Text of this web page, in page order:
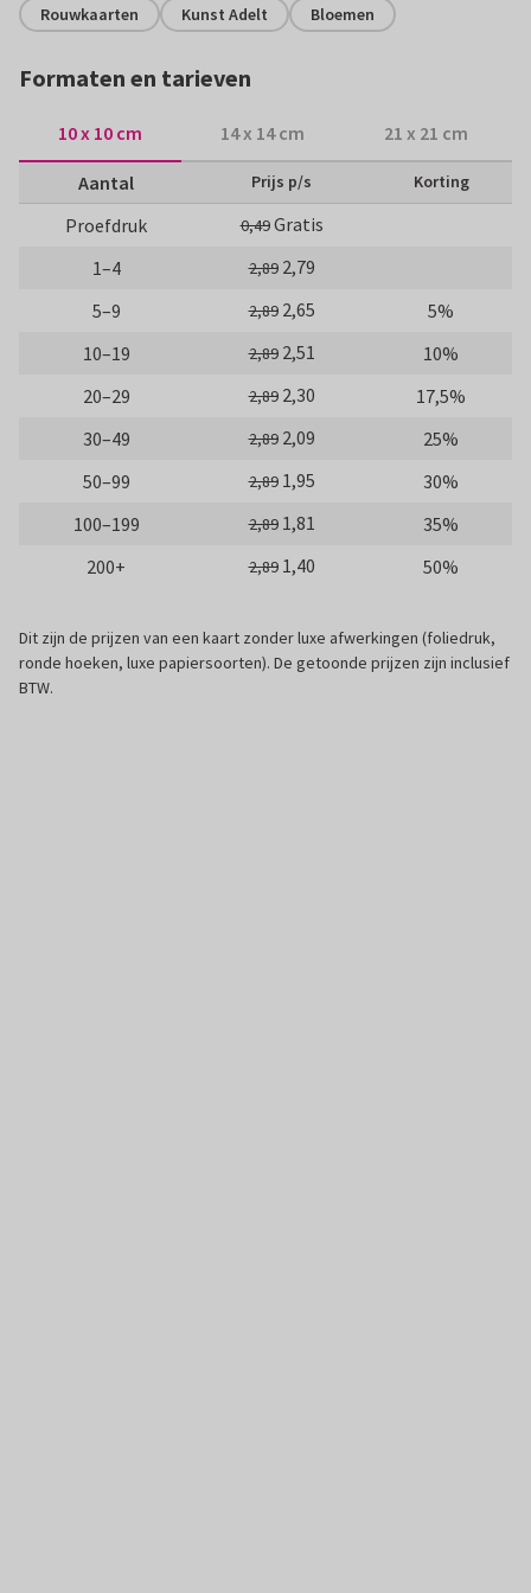
Rouwkaarten Kunst Adelt Bloemen
Formaten en tarieven
10 x 10 cm 14 x 14 cm 21 x 21 cm
Aantal Prijs p/s Korting
Proefdruk 0,49Gratis
1–4
2,89 2,79
5–9
2,89 2,65
5%
10–19
2,89 2,51
10%
20–29
2,89 2,30
17,5%
30–49
2,89 2,09
25%
50–99
2,89 1,95
30%
100–199
2,89 1,81
35%
200+
2,89 1,40 50%
Dit zijn de prijzen van een kaart zonder luxe afwerkingen (foliedruk,
ronde hoeken, luxe papiersoorten). De getoonde prijzen zijn inclusief
BTW.